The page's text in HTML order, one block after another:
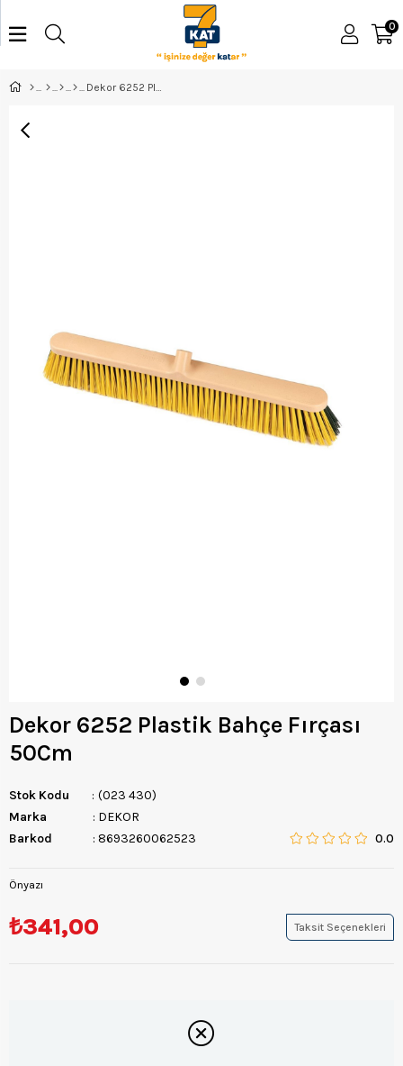
0
Dekor 6252 Plastik Bahçe Fırçası
50Cm
Stok Kodu
(023 430)
Marka
: DEKOR
Barkod
: 8693260062523 0.0
Önyazı
₺341,00 Taksit Seçenekleri